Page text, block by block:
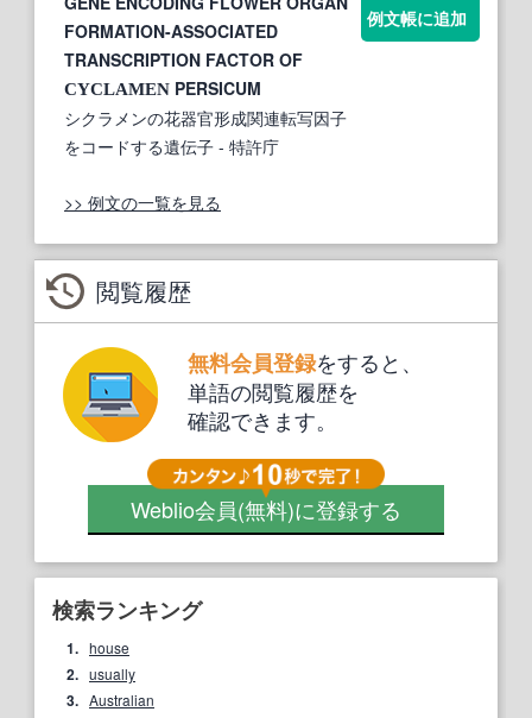
FORMATION-ASSOCIATED
TRANSCRIPTION FACTOR OF
CYCLAMEN PERSICUM
シクラメンの花器官形成関連転写因子
をコードする遺伝子 - 特許庁
例文帳に追加
>> 例文の一覧を見る
閲覧履歴
無料会員登録をすると、
単語の閲覧履歴を
確認できます。
Weblio会員(無料)に登録する
検索ランキング
1. house
2. usually
3. Australian